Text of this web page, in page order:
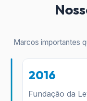
Marcos importantes
2016
Fundação da